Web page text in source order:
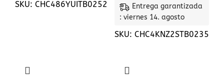
SKU: CHC486YUITB0252
Entrega garantizada
: viernes 14. agosto
SKU: CHC4KNZ2STB0235